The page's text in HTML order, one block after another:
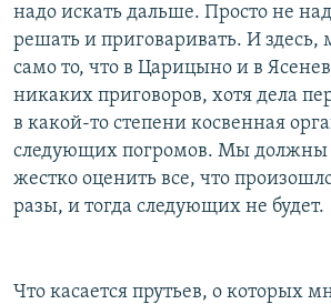
надо искать дальше. Просто не
решать и приговаривать. И здесь,
само то, что в Царицыно и в
никаких приговоров, хотя дела
в какой-то степени косвенная
следующих погромов. Мы должны
жестко оценить все, что
разы, и тогда следующих не будет.
Что касается прутьев, о которых